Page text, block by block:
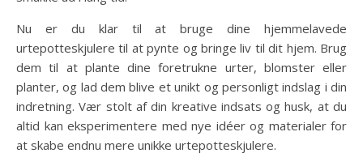
Nu er du klar til at bruge dine hjemmelavede
urtepotteskjulere til at pynte og bringe liv til dit hjem. Brug
dem til at plante dine foretrukne urter, blomster eller
planter, og lad dem blive et unikt og personligt indslag i din
indretning. Vær stolt af din kreative indsats og husk, at du
altid kan eksperimentere med nye idéer og materialer for
at skabe endnu mere unikke urtepotteskjulere.